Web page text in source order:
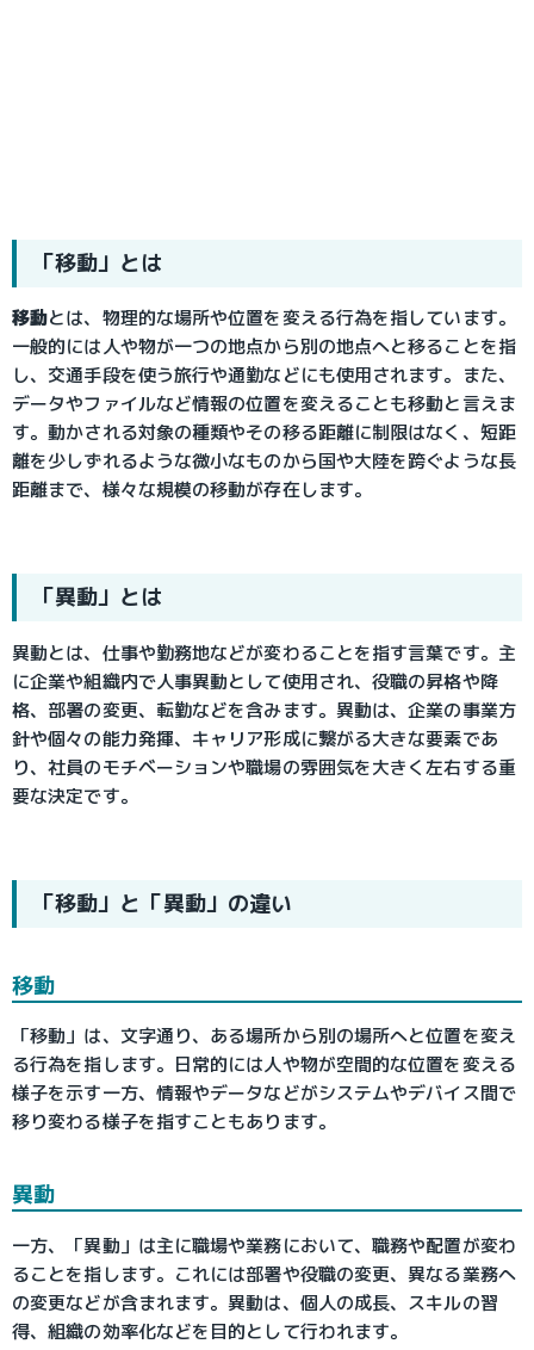
「移動」とは
移動とは、物理的な場所や位置を変える行為を指しています。
一般的には人や物が一つの地点から別の地点へと移ることを指
し、交通手段を使う旅行や通勤などにも使用されます。また、
データやファイルなど情報の位置を変えることも移動と言えま
す。動かされる対象の種類やその移る距離に制限はなく、短距
離を少しずれるような微小なものから国や大陸を跨ぐような長
距離まで、様々な規模の移動が存在します。
「異動」とは
異動とは、仕事や勤務地などが変わることを指す言葉です。主
に企業や組織内で人事異動として使用され、役職の昇格や降
格、部署の変更、転勤などを含みます。異動は、企業の事業方
針や個々の能力発揮、キャリア形成に繋がる大きな要素であ
り、社員のモチベーションや職場の雰囲気を大きく左右する重
要な決定です。
「移動」と「異動」の違い
移動
「移動」は、文字通り、ある場所から別の場所へと位置を変え
る行為を指します。日常的には人や物が空間的な位置を変える
様子を示す一方、情報やデータなどがシステムやデバイス間で
移り変わる様子を指すこともあります。
異動
一方、「異動」は主に職場や業務において、職務や配置が変わ
ることを指します。これには部署や役職の変更、異なる業務へ
の変更などが含まれます。異動は、個人の成長、スキルの習
得、組織の効率化などを目的として行われます。